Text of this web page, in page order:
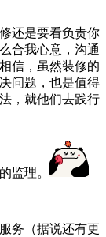
还是要看负责你
合我心意，沟通
信，虽然装修的
问题，也是值得
，就他们去践行
监理。
务（据说还有更